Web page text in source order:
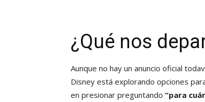
¿Qué nos
Aunque no hay un anuncio oficial
Disney está explorando opciones
en presionar preguntando “para